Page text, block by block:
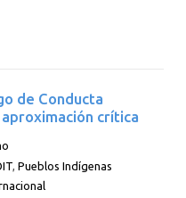
de Conducta
crítica
,Pueblos Indígenas